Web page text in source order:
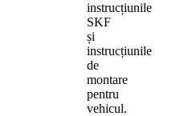
instrucțiunile
SKF
și
instrucțiunile
de
montare
pentru
vehicul.